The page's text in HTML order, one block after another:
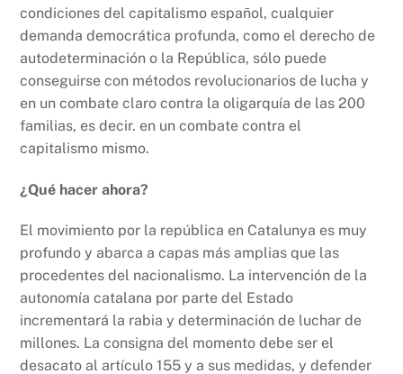
condiciones del capitalismo español, cualquier
demanda democrática profunda, como el derecho de
autodeterminación o la República, sólo puede
conseguirse con métodos revolucionarios de lucha y
en un combate claro contra la oligarquía de las 200
familias, es decir. en un combate contra el
capitalismo mismo.
¿Qué hacer ahora?
El movimiento por la república en Catalunya es muy
profundo y abarca a capas más amplias que las
procedentes del nacionalismo. La intervención de la
autonomía catalana por parte del Estado
incrementará la rabia y determinación de luchar de
millones. La consigna del momento debe ser el
desacato al artículo 155 y a sus medidas, y defender